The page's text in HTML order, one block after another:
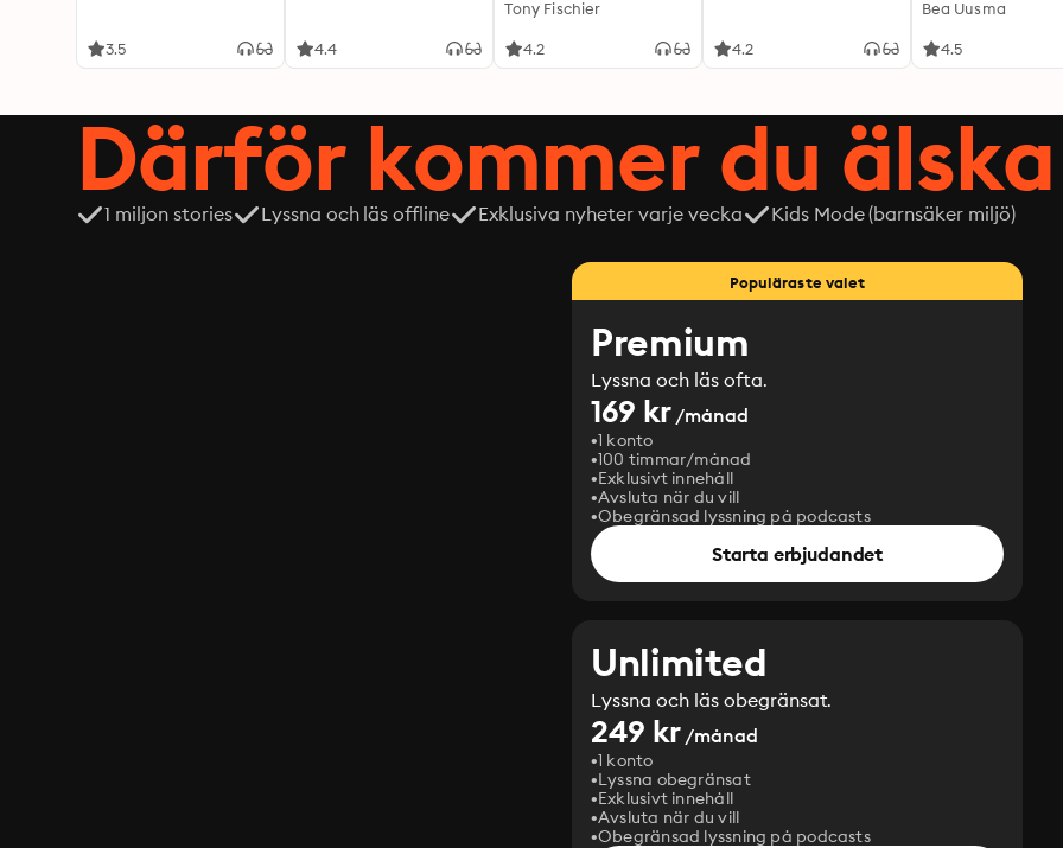
3.5 4.4
Tony Fischier
4.2 4.2
Expeditionen
Bea Uusma
4.5
Därför kommer du
1 miljon stories Lyssna och läs offline Exklusiva nyheter varje vecka Kids Mode (barnsäker miljö)
Populäraste valet
Premium
Lyssna och läs ofta.
169 kr/månad
1 konto
100 timmar/månad
Exklusivt innehåll
Avsluta när du vill
Obegränsad lyssning på podcasts
Starta erbjudandet
Unlimited
Lyssna och läs obegränsat.
249 kr/månad
1 konto
Lyssna obegränsat
Exklusivt innehåll
Avsluta när du vill
Obegränsad lyssning på podcasts